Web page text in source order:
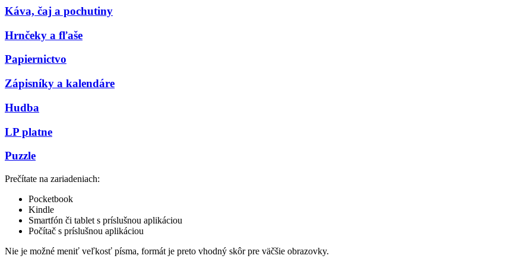
Káva, čaj a pochutiny
Hrnčeky a fľaše
Papiernictvo
Zápisníky a kalendáre
Hudba
LP platne
Puzzle
Prečítate na zariadeniach:
Pocketbook
Kindle
Smartfón či tablet s príslušnou aplikáciou
Počítač s príslušnou aplikáciou
Nie je možné meniť veľkosť písma, formát je preto vhodný skôr pre väčšie obrazovky.